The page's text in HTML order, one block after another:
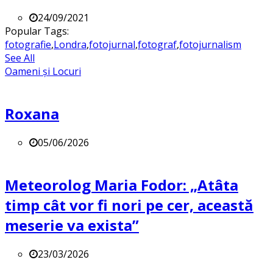
24/09/2021
Popular Tags:
fotografie,Londra,fotojurnal,fotograf,fotojurnalism
See All
Oameni și Locuri
Roxana
05/06/2026
Meteorolog Maria Fodor: „Atâta
timp cât vor fi nori pe cer, această
meserie va exista”
23/03/2026